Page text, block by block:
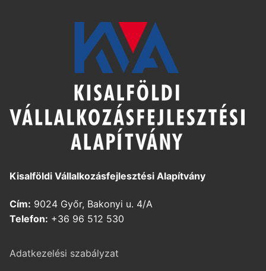
Kisalföldi Vállalkozásfejlesztési Alapítvány
Cím: 9024 Győr, Bakonyi u. 4/A
Telefon: +36 96 512 530
Adatkezelési szabályzat